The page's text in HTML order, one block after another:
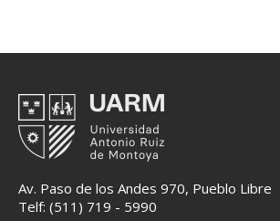
Av. Paso de los Andes 970, Pueblo Libre
Telf: (511) 719 - 5990